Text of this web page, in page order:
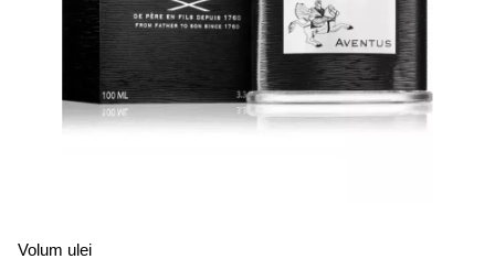
Volum ulei